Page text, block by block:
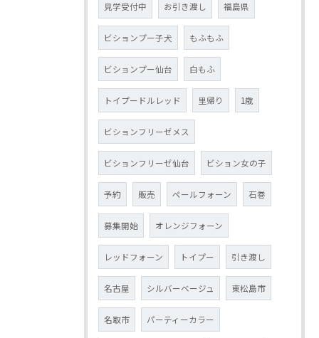
見学受付中 お引き渡し 福島県
ビションプー子犬 もふもふ
ビションプー仙台 白もふ
トイプードルレッド 里帰り 1歳
ビションフリーゼメス
ビションフリーゼ仙台 ビション女の子
予約 販売 ペールフォーン 石巻
募集開始 オレンジフォーン
レッドフォーン トイプー 引き渡し
名古屋 シルバーベージュ 東松島市
名取市 パーティーカラー